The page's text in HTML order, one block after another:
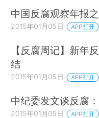
中国反腐观察年报
2015年01月05日 APP打开
【反腐周记】新年
结
2015年01月05日 APP打开
中纪委发文谈反腐
2015年01月05日 APP打开